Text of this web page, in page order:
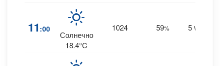
11 :00
Солнечно
18.4°C
1024 59% 5 WSW